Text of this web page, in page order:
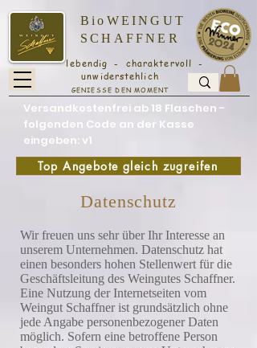
lebendig - charaktervoll -
unwiderstehlich
GENIESSE DEN MOMENT
BioWEINGUT
SCHAFFNER
Versandkostenfrei ab 18 Flaschen -
folgenden Code an der Kasse
eingeben: v1
Top Angebote gleich zugreifen
Datenschutz
Wir freuen uns sehr über Ihr Interesse an
unserem Unternehmen. Datenschutz hat
einen besonders hohen Stellenwert für die
Geschäftsleitung des Weingutes Schaffner.
Eine Nutzung der Internetseiten vom
Weingut Schaffner ist grundsätzlich ohne
jede Angabe personenbezogener Daten
möglich. Sofern eine betroffene Person